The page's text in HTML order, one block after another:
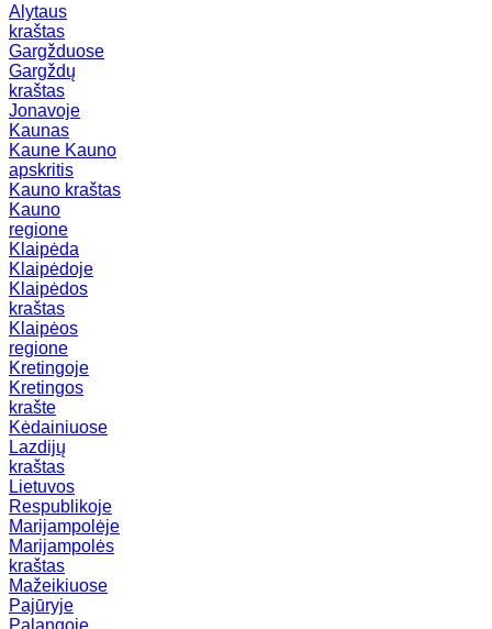
Alytaus
kraštas
Gargžduose
Gargždų
kraštas
Jonavoje
Kaunas
Kaune Kauno
apskritis
Kauno kraštas
Kauno
regione
Klaipėda
Klaipėdoje
Klaipėdos
kraštas
Klaipėos
regione
Kretingoje
Kretingos
krašte
Kėdainiuose
Lazdijų
kraštas
Lietuvos
Respublikoje
Marijampolėje
Marijampolės
kraštas
Mažeikiuose
Pajūryje
Palangoje